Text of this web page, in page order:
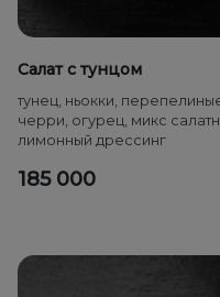
Салат с тунцом
тунец, ньокки,
черри, огурец, микс
лимонный дрессинг
185 000